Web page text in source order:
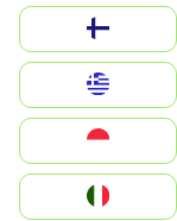
United Kingdom
Magyarország